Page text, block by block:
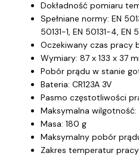
Dokładność pomiaru
Spełniane normy: EN
50131-1, EN 50131-4, EN
Oczekiwany czas pracy
Wymiary: 87 x 133 x 37
Pobór prądu w stanie
Bateria: CR123A 3V
Pasmo częstotliwości
Maksymalna wilgotność:
Masa: 180 g
Maksymalny pobór
Zakres temperatur